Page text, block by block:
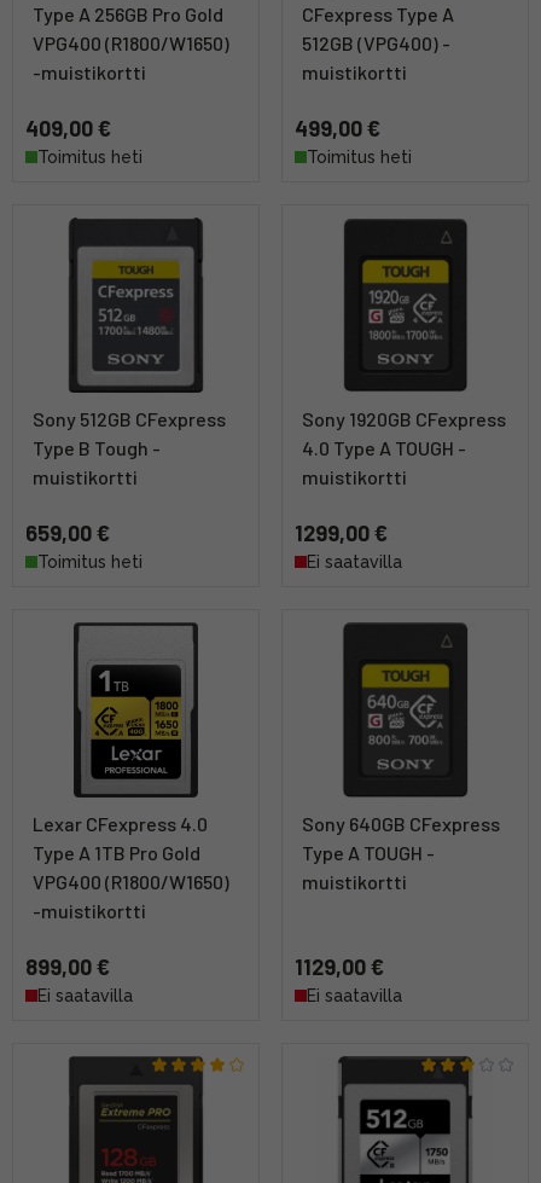
Type A 256GB Pro Gold
VPG400 (R1800/W1650)
-muistikortti
409,00 €
Toimitus heti
CFexpress Type A
512GB (VPG400) -
muistikortti
499,00 €
Toimitus heti
Sony 512GB CFexpress
Type B Tough -
muistikortti
659,00 €
Toimitus heti
Sony 1920GB CFexpress
4.0 Type A TOUGH -
muistikortti
1299,00 €
Ei saatavilla
Lexar CFexpress 4.0
Type A 1TB Pro Gold
VPG400 (R1800/W1650)
-muistikortti
899,00 €
Ei saatavilla
Sony 640GB CFexpress
Type A TOUGH -
muistikortti
1129,00 €
Ei saatavilla